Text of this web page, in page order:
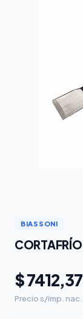
BIASSONI
$ 7412,37
Precio s/imp.